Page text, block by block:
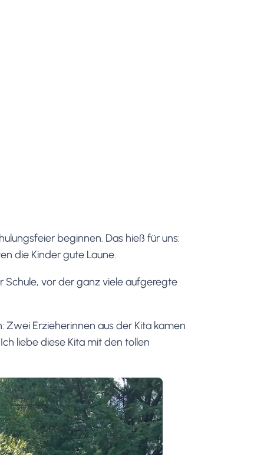
beginnen. Das hieß für uns:
die Kinder gute Laune.
vor der ganz viele aufgeregte
Erzieherinnen aus der Kita kamen
liebe diese Kita mit den tollen